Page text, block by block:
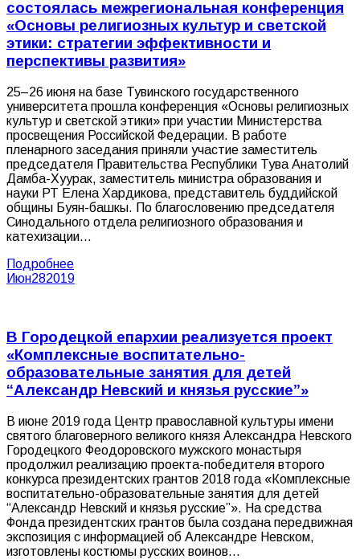
состоялась межрегиональная конференция
«Основы религиозных культур и светской
этики: стратегии эффективности и
перспективы развития»
25–26 июня на базе Тувинского государственного
университета прошла конференция «Основы религиозных
культур и светской этики» при участии Министерства
просвещения Российской Федерации. В работе
пленарного заседания приняли участие заместитель
председателя Правительства Республики Тува Анатолий
Дамба-Хуурак, заместитель министра образования и
науки РТ Елена Хардикова, представитель буддийской
общины Буян-башкы. По благословению председателя
Синодального отдела религиозного образования и
катехизации…
Подробнее
Июн282019
В Городецкой епархии реализуется проект
«Комплексные воспитательно-
образовательные занятия для детей
“Александр Невский и князья русские”»
В июне 2019 года Центр православной культуры имени
святого благоверного великого князя Александра Невского
Городецкого Феодоровского мужского монастыря
продолжил реализацию проекта-победителя второго
конкурса президентских грантов 2018 года «Комплексные
воспитательно-образовательные занятия для детей
“Александр Невский и князья русские”». На средства
Фонда президентских грантов была создана передвижная
экспозиция с информацией об Александре Невском,
изготовлены костюмы русских воинов…